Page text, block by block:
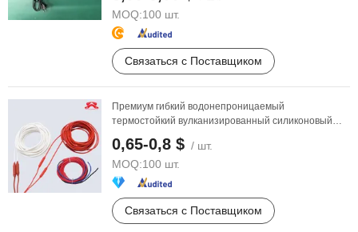
MOQ:100 шт.
Связаться с Поставщиком
Премиум гибкий водонепроницаемый
термостойкий вулканизированный силиконовый
нагревательный
0,65-0,8 $ / шт.
MOQ:100 шт.
Связаться с Поставщиком